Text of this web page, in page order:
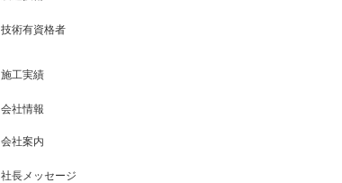
技術有資格者
施工実績
会社情報
会社案内
社長メッセージ